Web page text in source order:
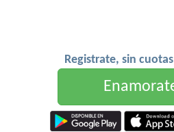
Registrate, sin